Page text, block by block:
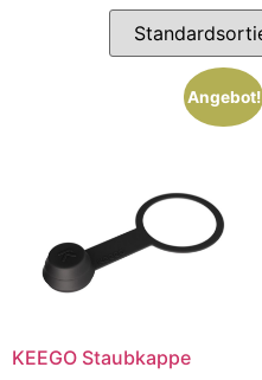
Angebot!
KEEGO Staubkappe